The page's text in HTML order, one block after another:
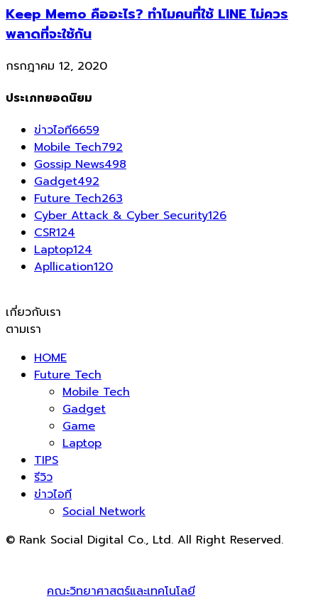
Keep Memo คืออะไร? ทำไมคนที่ใช้ LINE ไม่ควร
พลาดที่จะใช้กัน
กรกฎาคม 12, 2020
ประเภทยอดนิยม
ข่าวไอที6659
Mobile Tech792
Gossip News498
Gadget492
Future Tech263
Cyber Attack & Cyber Security126
CSR124
Laptop124
Apllication120
เกี่ยวกับเรา
ตามเรา
HOME
Future Tech
Mobile Tech
Gadget
Game
Laptop
TIPS
รีวิว
ข่าวไอที
Social Network
© Rank Social Digital Co., Ltd. All Right Reserved.
คณะวิทยาศาสตร์และเทคโนโลยี